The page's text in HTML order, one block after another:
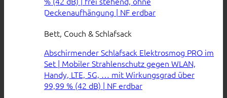
Bett, Couch & Schlafsack
Abschirmender Schlafsack Elektrosmog PRO im
Set | Mobiler Strahlenschutz gegen WLAN,
Handy, LTE, 5G, … mit Wirkungsgrad über
99,99 % (42 dB) | NF erdbar